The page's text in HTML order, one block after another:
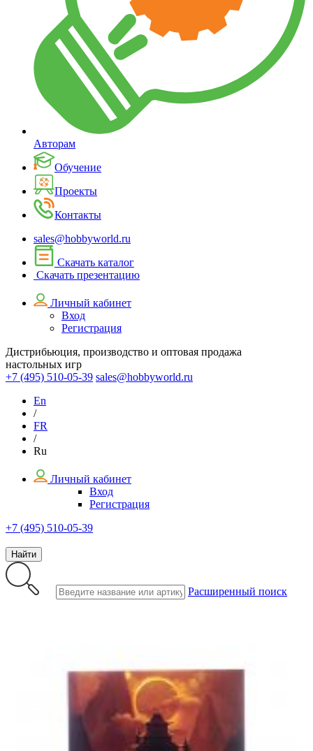
Авторам
Обучение
Проекты
Контакты
sales@hobbyworld.ru
Скачать каталог
Скачать презентацию
Личный кабинет
Вход
Регистрация
Дистрибьюция, производство и оптовая продажа
настольных игр
+7 (495) 510-05-39 sales@hobbyworld.ru
En
/
FR
/
Ru
Личный кабинет
Вход
Регистрация
+7 (495) 510-05-39
Найти
Расширенный поиск